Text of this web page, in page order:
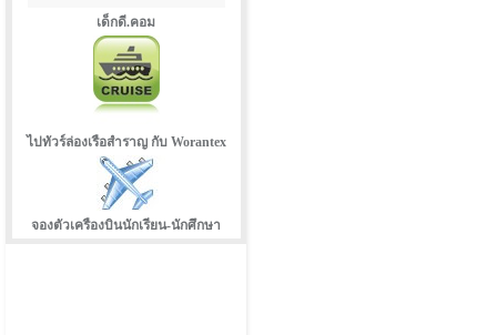
เด็กดี.คอม
ไปทัวร์ล่องเรือสำราญ กับ Worantex
จองตัวเครืองบินนักเรียน-นักศึกษา